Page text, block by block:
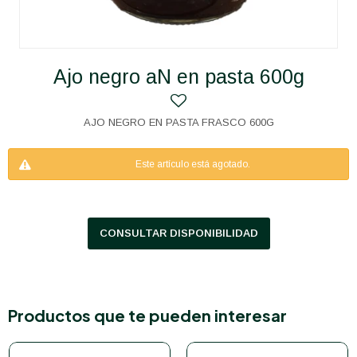
Ajo negro aN en pasta 600g
AJO NEGRO EN PASTA FRASCO 600G
Este artículo está agotado.
CONSULTAR DISPONIBILIDAD
Productos que te pueden interesar